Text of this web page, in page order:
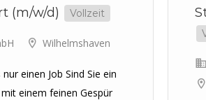
(m/w/d) Vollzeit
Wilhelmshaven
einen Job Sind Sie ein
einem feinen Gespür